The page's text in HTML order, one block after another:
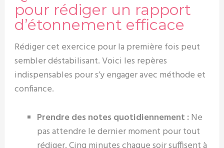
pour rédiger un rapport
d’étonnement efficace
Rédiger cet exercice pour la première fois peut
sembler déstabilisant. Voici les repères
indispensables pour s’y engager avec méthode et
confiance.
Prendre des notes quotidiennement :Ne
pas attendre le dernier moment pour tout